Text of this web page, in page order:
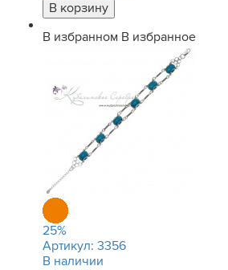
В избранном В избранное
25%
Артикул: 3356
В наличии